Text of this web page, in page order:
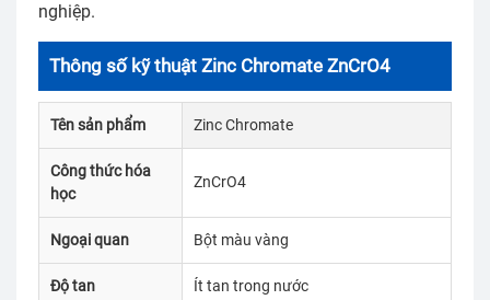
nghiệp.
Thông số kỹ thuật Zinc Chromate ZnCrO4
Tên sản phẩm Zinc Chromate
Công thức hóa
học
ZnCrO4
Ngoại quan Bột màu vàng
Độ tan Ít tan trong nước